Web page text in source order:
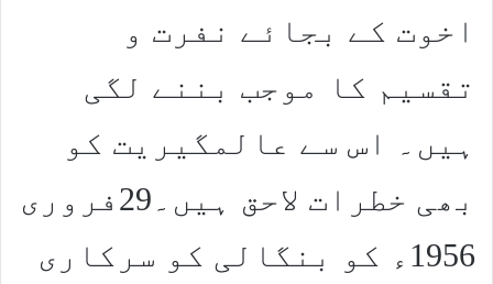
اخوت کے بجائے نفرت و
تقسیم کا موجب بننے لگی
ہیں۔ اس سے عالمگیریت کو
بھی خطرات لاحق ہیں۔29فروری
1956ء کو بنگالی کو سرکاری